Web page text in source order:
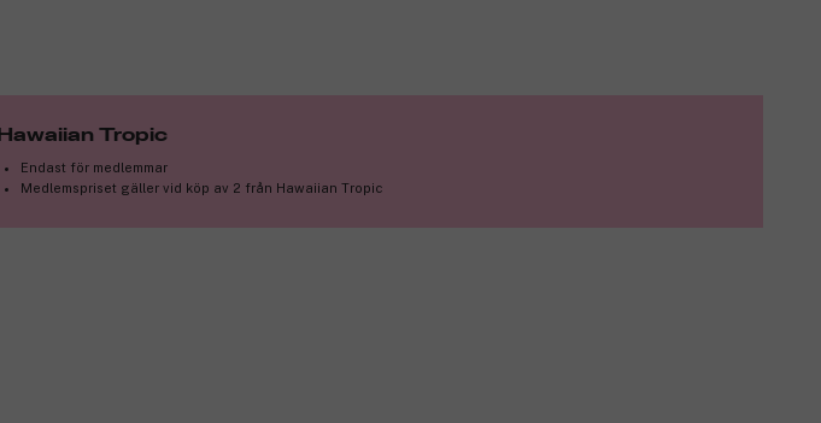
Hawaiian Tropic
Endast för medlemmar
Medlemspriset gäller vid köp av 2 från Hawaiian Tropic